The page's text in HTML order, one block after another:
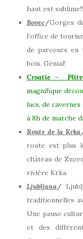
haut est sublime!!
Bovec /Gorges
l’office de
de parcours en
bois. Génial!
Croatie –
magnifique
lacs, de
à 8h de marche
Route de la Krka
route est plus
château de
rivière Krka.
Ljubljana/
traditionnelles
Une pause
et des